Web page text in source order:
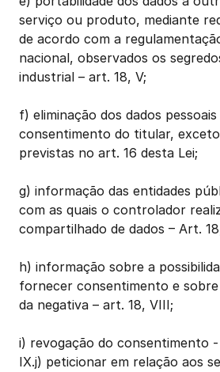
serviço ou produto, mediante
de acordo com a
nacional, observados os
industrial – art. 18, V;
f) eliminação dos dados
consentimento do titular,
previstas no art. 16 desta Lei;
g) informação das entidades
com as quais o controlador
compartilhado de dados – Art.
h) informação sobre a
fornecer consentimento e sobre
da negativa – art. 18, VIII;
i) revogação do consentimento -
IX.j) peticionar em relação aos